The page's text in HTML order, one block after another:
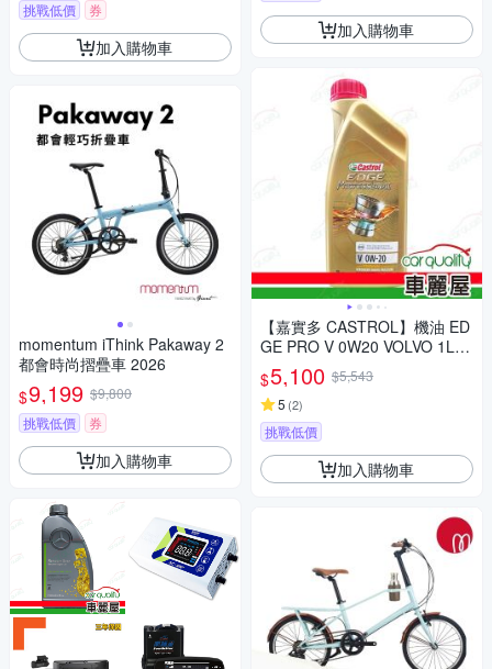
挑戰低價 券
加入購物車
momentum iThink Pakaway 2
都會時尚摺疊車 2026
$9,199 $9,800
挑戰低價
券
加入購物車
加入購物車
【嘉實多 CASTROL】機油 ED
GE PRO V 0W20 VOLVO 1L
整箱12入(車麗屋)
$5,100 $5,543
5 (2)
挑戰低價
加入購物車